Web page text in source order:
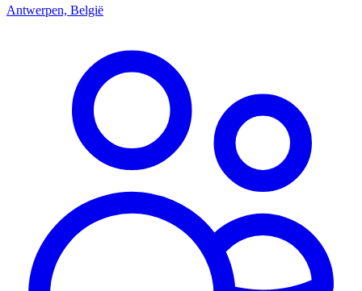
Antwerpen, België